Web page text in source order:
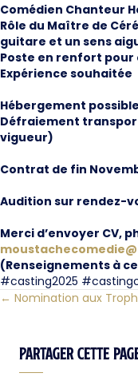
Comédien Chanteur
Rôle du Maître de
guitare et un sens
Poste en renfort pour
Expérience souhaitée
Hébergement
Défraiement
vigueur)
Contrat de fin
Audition sur rendez-
Merci d’envoyer CV,
(Renseignements à
#casting2025
Posts
← Nomination aux
Partager cette